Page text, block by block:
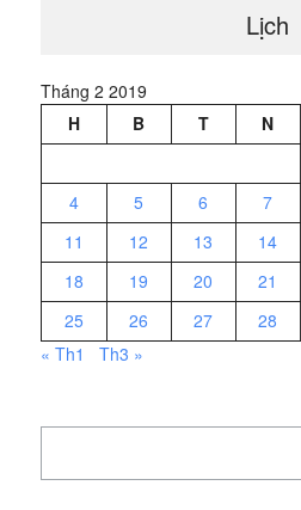
Lịch
Tháng 2 2019
H
B T N
4
5 6 7
11
12 13 14
18
19 20 21
25
26 27
28
« Th1
Th3 »
cho: